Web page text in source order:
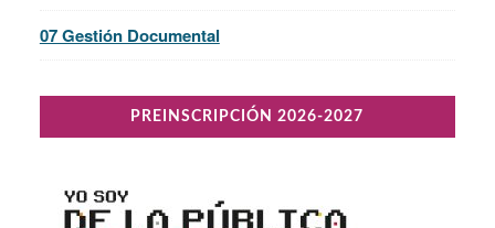
07 Gestión Documental
PREINSCRIPCIÓN 2026-2027